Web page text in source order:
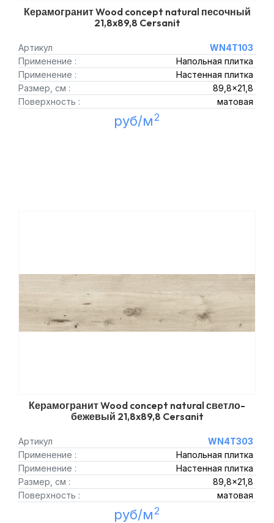
Керамогранит Wood concept natural песочный
21,8x89,8 Cersanit
Артикул
WN4T103
Применение :
Напольная плитка
Применение :
Настенная плитка
Размер, см :
89,8x21,8
Поверхность :
матовая
руб/м2
Керамогранит Wood concept natural светло-
бежевый 21,8x89,8 Cersanit
Артикул
WN4T303
Применение :
Напольная плитка
Применение :
Настенная плитка
Размер, см :
89,8x21,8
Поверхность :
матовая
руб/м2